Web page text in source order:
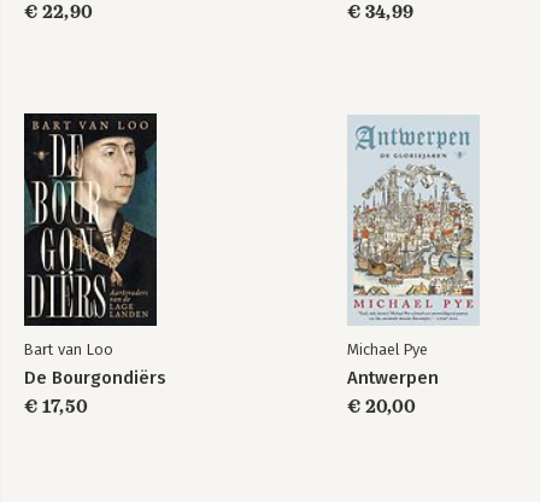
€ 22,90
€ 34,99
Bart van Loo
De Bourgondiërs
€ 17,50
Michael Pye
Antwerpen
€ 20,00